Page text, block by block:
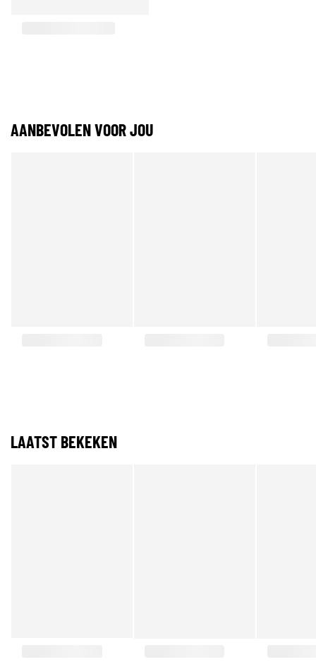
AANBEVOLEN VOOR JOU
LAATST BEKEKEN